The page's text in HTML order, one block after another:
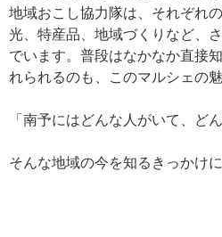
地域おこし協力隊は、それぞれ
光、特産品、地域づくりなど、
でいます。 普段はなかなか直接
れられるのも、このマルシェの魅
「南予にはどんな人がいて、ど
そんな地域の今を知るきっかけ